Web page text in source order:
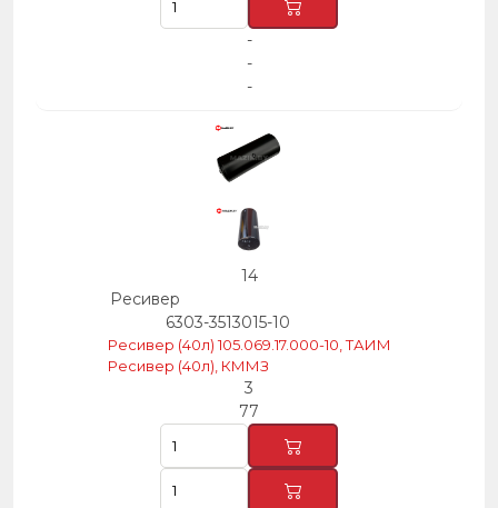
-
-
-
14
Ресивер
6303-3513015-10
Ресивер (40л) 105.069.17.000-10, ТАИМ
Ресивер (40л), КММЗ
3
77